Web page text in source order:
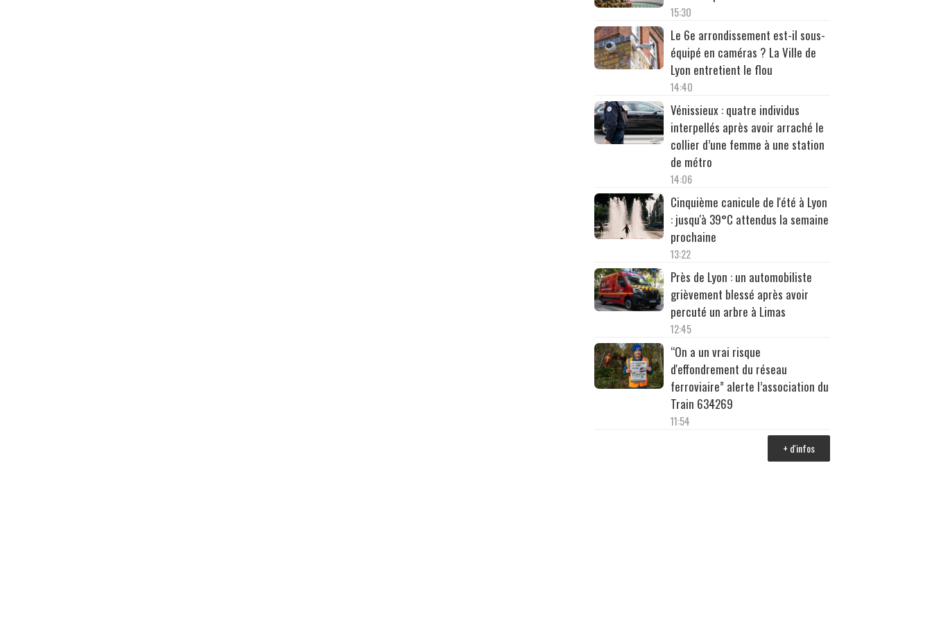
15:30
Le 6e arrondissement est-il sous-
équipé en caméras ? La Ville de
Lyon entretient le flou
14:40
Vénissieux : quatre individus
interpellés après avoir arraché le
collier d’une femme à une station
de métro
14:06
Cinquième canicule de l'été à Lyon
: jusqu'à 39°C attendus la semaine
prochaine
13:22
Près de Lyon : un automobiliste
grièvement blessé après avoir
percuté un arbre à Limas
12:45
“On a un vrai risque
d'effondrement du réseau
ferroviaire” alerte l’association du
Train 634269
11:54
+ d'infos